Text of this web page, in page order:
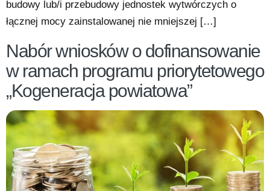
budowy lub/i przebudowy jednostek wytwórczych o
łącznej mocy zainstalowanej nie mniejszej […]
Nabór wniosków o dofinansowanie
w ramach programu priorytetowego
„Kogeneracja powiatowa”